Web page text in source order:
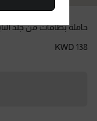
حاملة بطاقات من جلد
KWD 138
اللون: